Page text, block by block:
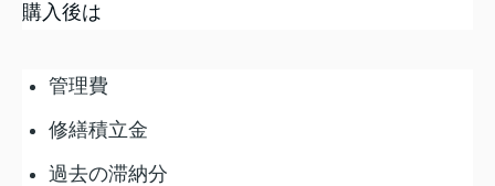
購入後は
管理費
修繕積立金
過去の滞納分